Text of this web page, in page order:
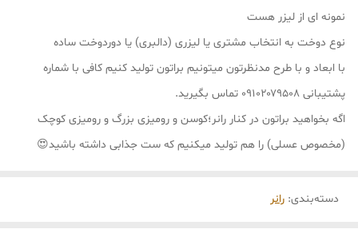
نمونه ای از لیزر هست
نوع دوخت به انتخاب مشتری یا لیزری (دالبری) یا دوردوخت ساده
با ابعاد و با طرح مدنظرتون میتونیم براتون تولید کنیم کافی با شماره
پشتیبانی ۰۹۱۰۲۰۷۹۵۰۸ تماس بگیرید.
اگه بخواهید براتون در کنار رانر؛کوسن و رومیزی بزرگ و رومیزی کوچک
(مخصوص عسلی) را هم تولید میکنیم که ست جذابی داشته باشید😍
دسته‌بندی: رانر